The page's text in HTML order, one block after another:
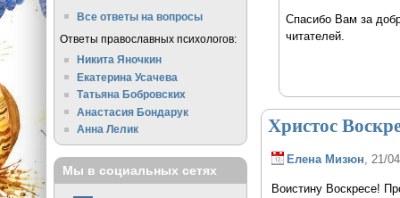
Спасибо Вам за
читателей.
Христос
Елена Мизюн , 21/
Воистину Воскресе!
Все ответы на вопросы
Ответы православных психологов:
Никита Яночкин
Екатерина Усачева
Татьяна Бобровских
Анастасия Бондарук
Анна Лелик
Мы в социальных сетях